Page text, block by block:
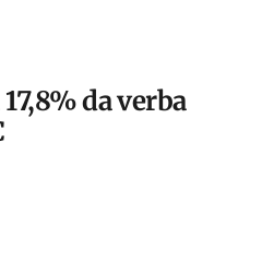
da verba